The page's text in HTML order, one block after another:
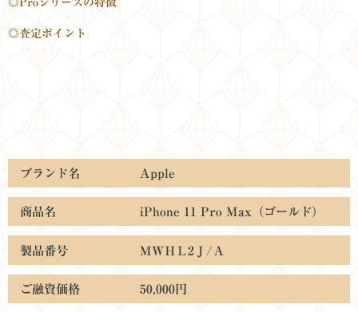
◎Proシリーズの特徴
◎査定ポイント
ブランド名 Apple
商品名 iPhone 11 Pro Max（ゴールド）
製品番号 MWＨＬ2Ｊ/Ａ
ご融資価格 50,000円